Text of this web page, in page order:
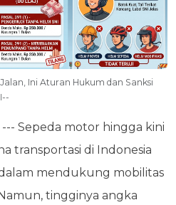
Ini Aturan Hukum dan Sanksi
--- Sepeda motor hingga kini
transportasi di Indonesia
mendukung mobilitas
tingginya angka